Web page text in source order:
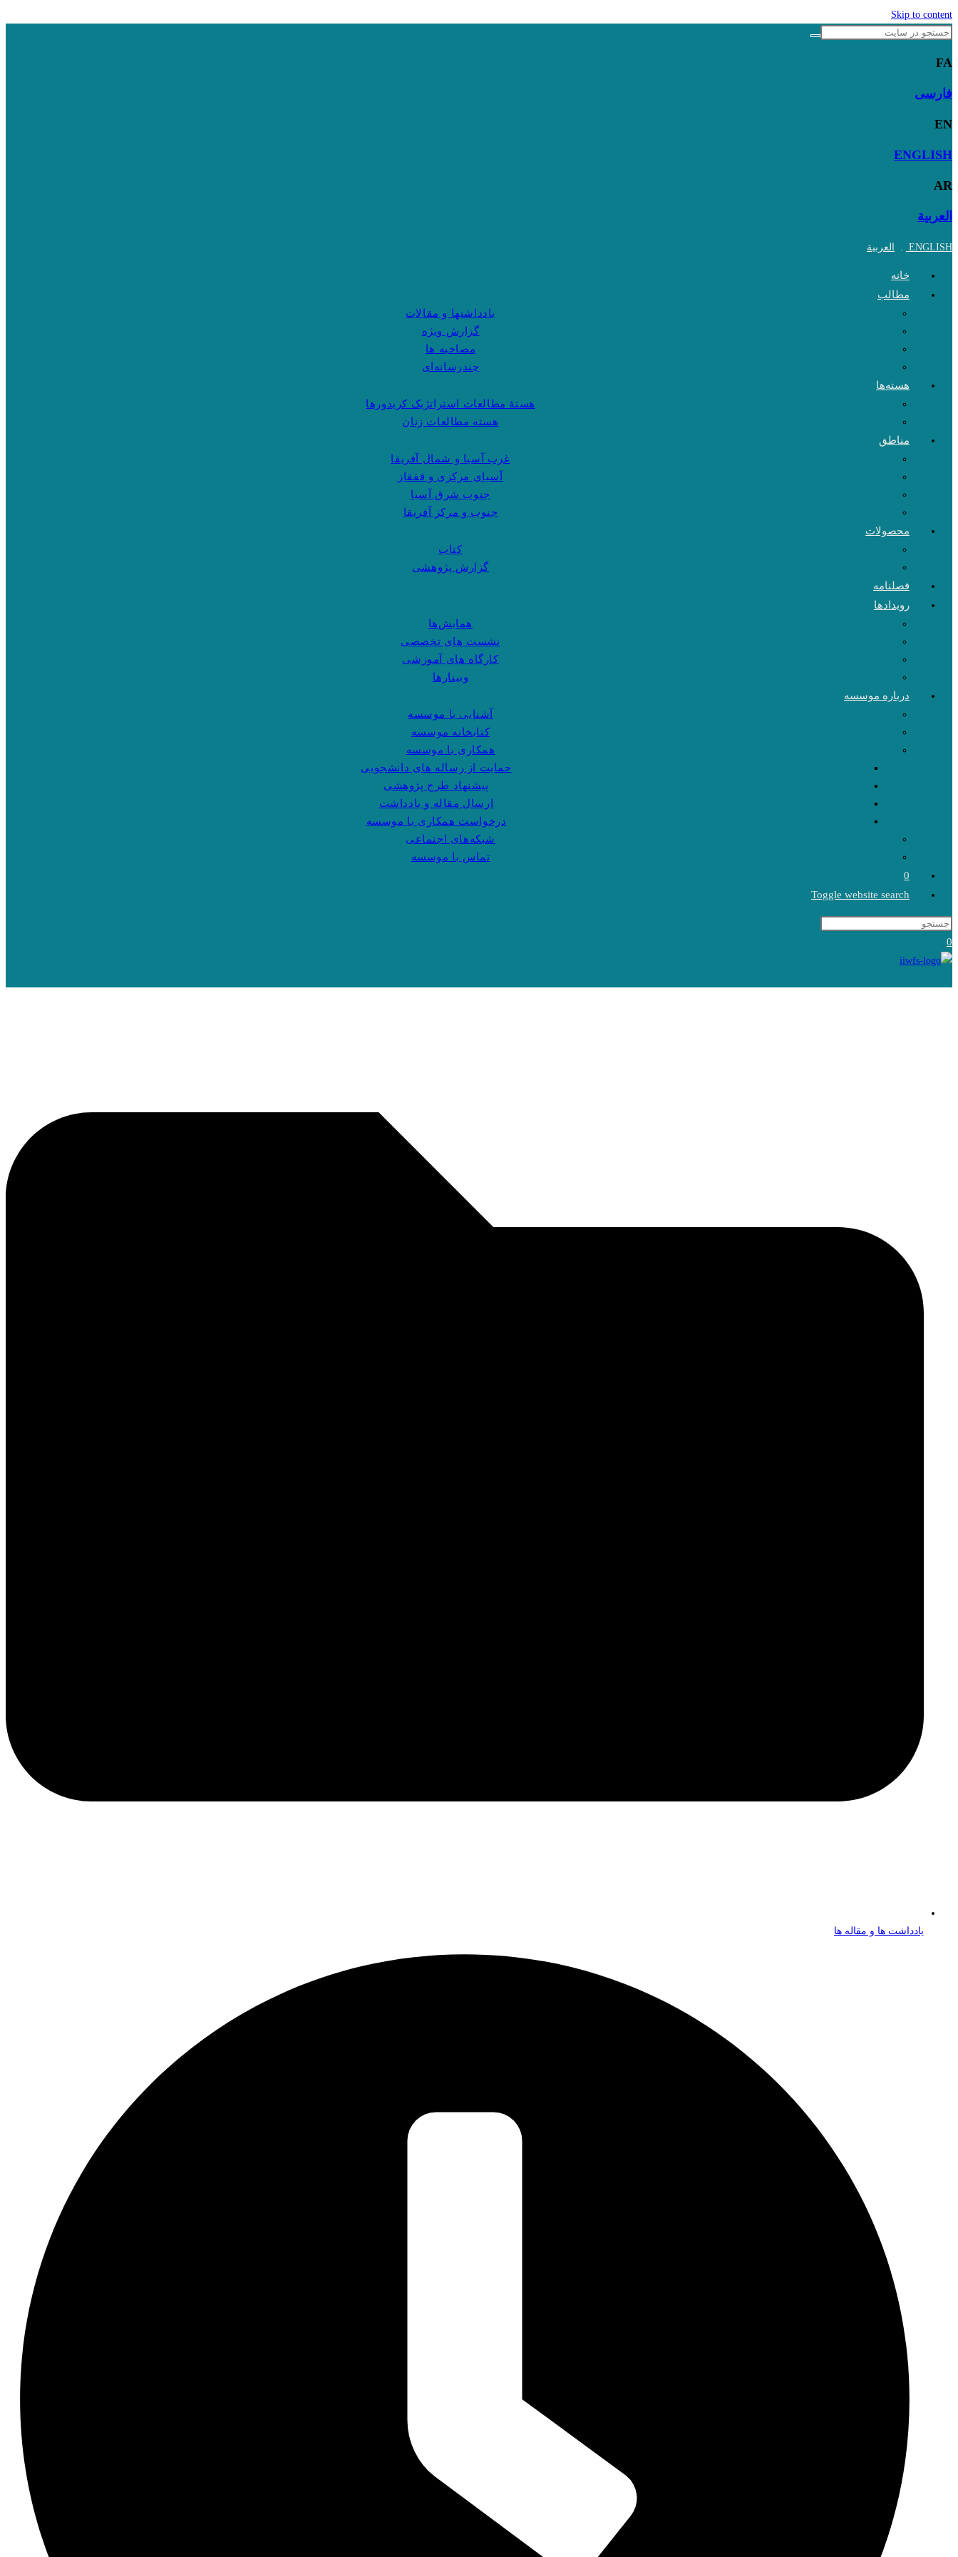
Skip to content
FA
فارسی
EN
ENGLISH
AR
العربية
ENGLISH
. العربية
خانه
مطالب
یادداشتها و مقالات
گزارش ویژه
مصاحبه ها
چندرسانه‌ای
هسته‌ها
هستهٔ مطالعات استراتژیک کریدورها
هسته مطالعات زنان
مناطق
غرب آسیا و شمال آفریقا
آسیای مرکزی و قفقاز
جنوب شرق آسیا
جنوب و مرکز آفریقا
محصولات
کتاب
گزارش پژوهشی
فصلنامه
رویدادها
همایش‌ها
نشست های تخصصی
کارگاه های آموزشی
وبینارها
درباره موسسه
آشنایی با موسسه
کتابخانه موسسه
همکاری با موسسه
حمایت از رساله های دانشجویی
پیشنهاد طرح پژوهشی
ارسال مقاله و یادداشت
درخواست همکاری با موسسه
شبکه‌های اجتماعی
تماس با موسسه
0
Toggle website search
0
یادداشت ها و مقاله ها